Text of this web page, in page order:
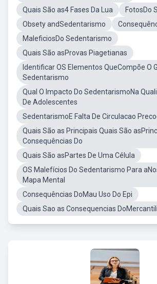
Quais São as4 Fases Da Lua
FotosDo
Obsety andSedentarismo
MaleficiosDo Sedentarismo
Quais São asProvas Piagetianas
Identificar OS Elementos QueCompõe O
Sedentarismo
Qual O Impacto Do SedentarismoNa
De Adolescentes
SedentarismoE Falta De Circulacao
Quais São as Principais Quais São
Consequências Do
Quais São asPartes De Uma Célula
OS Malefícios Do Sedentarismo Para
Mapa Mental
Consequências DoMau Uso Do Epi
Quais Sao as Consequencias